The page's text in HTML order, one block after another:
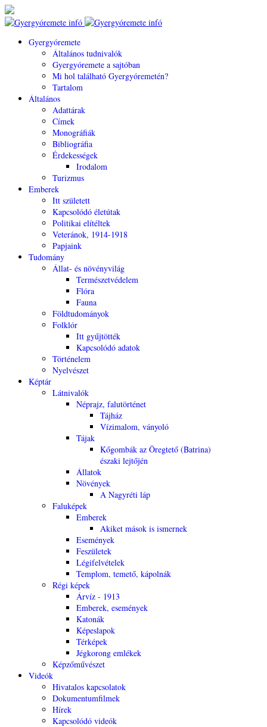
Gyergyóremete
Általános tudnivalók
Gyergyóremete a sajtóban
Mi hol található Gyergyóremetén?
Tartalom
Általános
Adattárak
Címek
Monográfiák
Bibliográfia
Érdekességek
Irodalom
Turizmus
Emberek
Itt született
Kapcsolódó életútak
Politikai elítéltek
Veteránok, 1914-1918
Papjaink
Tudomány
Állat- és növényvilág
Természetvédelem
Flóra
Fauna
Földtudományok
Folklór
Itt gyűjtötték
Kapcsolódó adatok
Történelem
Nyelvészet
Képtár
Látnivalók
Néprajz, falutörténet
Tájház
Vízimalom, ványoló
Tájak
Kőgombák az Öregtető (Batrina)
északi lejtőjén
Állatok
Növények
A Nagyréti láp
Faluképek
Emberek
Akiket mások is ismernek
Események
Feszületek
Légifelvételek
Templom, temető, kápolnák
Régi képek
Árvíz - 1913
Emberek, események
Katonák
Képeslapok
Térképek
Jégkorong emlékek
Képzőművészet
Videók
Hivatalos kapcsolatok
Dokumentumfilmek
Hírek
Kapcsolódó videók